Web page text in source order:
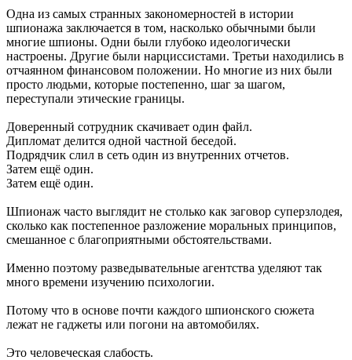
Одна из самых странных закономерностей в истории
шпионажа заключается в том, насколько обычными были
многие шпионы. Одни были глубоко идеологически
настроены. Другие были нарциссистами. Третьи находились в
отчаянном финансовом положении. Но многие из них были
просто людьми, которые постепенно, шаг за шагом,
переступали этические границы.
Доверенный сотрудник скачивает один файл.
Дипломат делится одной частной беседой.
Подрядчик слил в сеть один из внутренних отчетов.
Затем ещё один.
Затем ещё один.
Шпионаж часто выглядит не столько как заговор суперзлодея,
сколько как постепенное разложение моральных принципов,
смешанное с благоприятными обстоятельствами.
Именно поэтому разведывательные агентства уделяют так
много времени изучению психологии.
Потому что в основе почти каждого шпионского сюжета
лежат не гаджеты или погони на автомобилях.
Это человеческая слабость.